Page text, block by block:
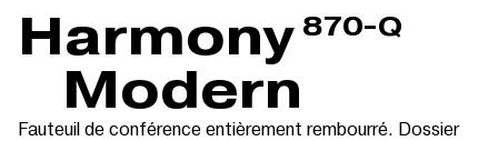
Harmony
Modern
870-Q
Fauteuil de conférence entièrement rembourré. Dossier